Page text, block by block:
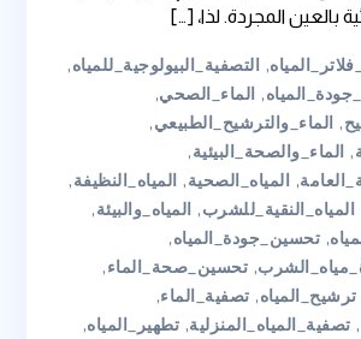
بالعين المجردة. لذا، […]
, التصفية_البيولوجية_للمياه,
, الماء_الصحي,
, الماء_والترشيح_الطبيعي,
, الماء_والصحة_البيئية,
, المياه_الصحية, المياه_النظيفة,
المياه_النقية_للشرب, المياه_والبيئة,
, تحسين_جودة_المياه,
, تحسين_صحة_الماء,
ترشيح_المياه, تصفية_الماء,
, تصفية_المياه_المنزلية, تطهير_المياه,